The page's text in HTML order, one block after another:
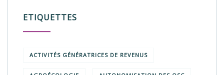
ETIQUETTES
ACTIVITÉS GÉNÉRATRICES DE REVENUS